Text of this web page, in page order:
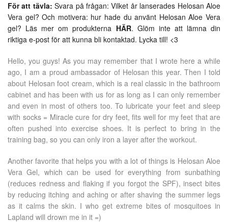
För att tävla: Svara på frågan: Vilket år lanserades Helosan Aloe
Vera gel? Och motivera: hur hade du använt Helosan Aloe Vera
gel? Läs mer om produkterna HÄR. Glöm inte att lämna din
riktiga e-post för att kunna bli kontaktad. Lycka till! <3
Hello, you guys! As you may remember that I wrote here a while
ago, I am a proud ambassador of Helosan this year. Then I told
about Helosan foot cream, which is a real classic in the bathroom
cabinet and has been with us for as long as I can only remember
and even in most of others too. To lubricate your feet and sleep
with socks = Miracle cure for dry feet, fits well for my feet that are
often pushed into exercise shoes. It is perfect to bring in the
training bag, so you can only iron a layer after the workout.
Another favorite that helps you with a lot of things is Helosan Aloe
Vera Gel, which can be used for everything from sunbathing
(reduces redness and flaking if you forgot the SPF), insect bites
by reducing itching and aching or after shaving the summer legs
as it calms the skin. I who get extreme bites of mosquitoes in
Lapland will drown me in it =)